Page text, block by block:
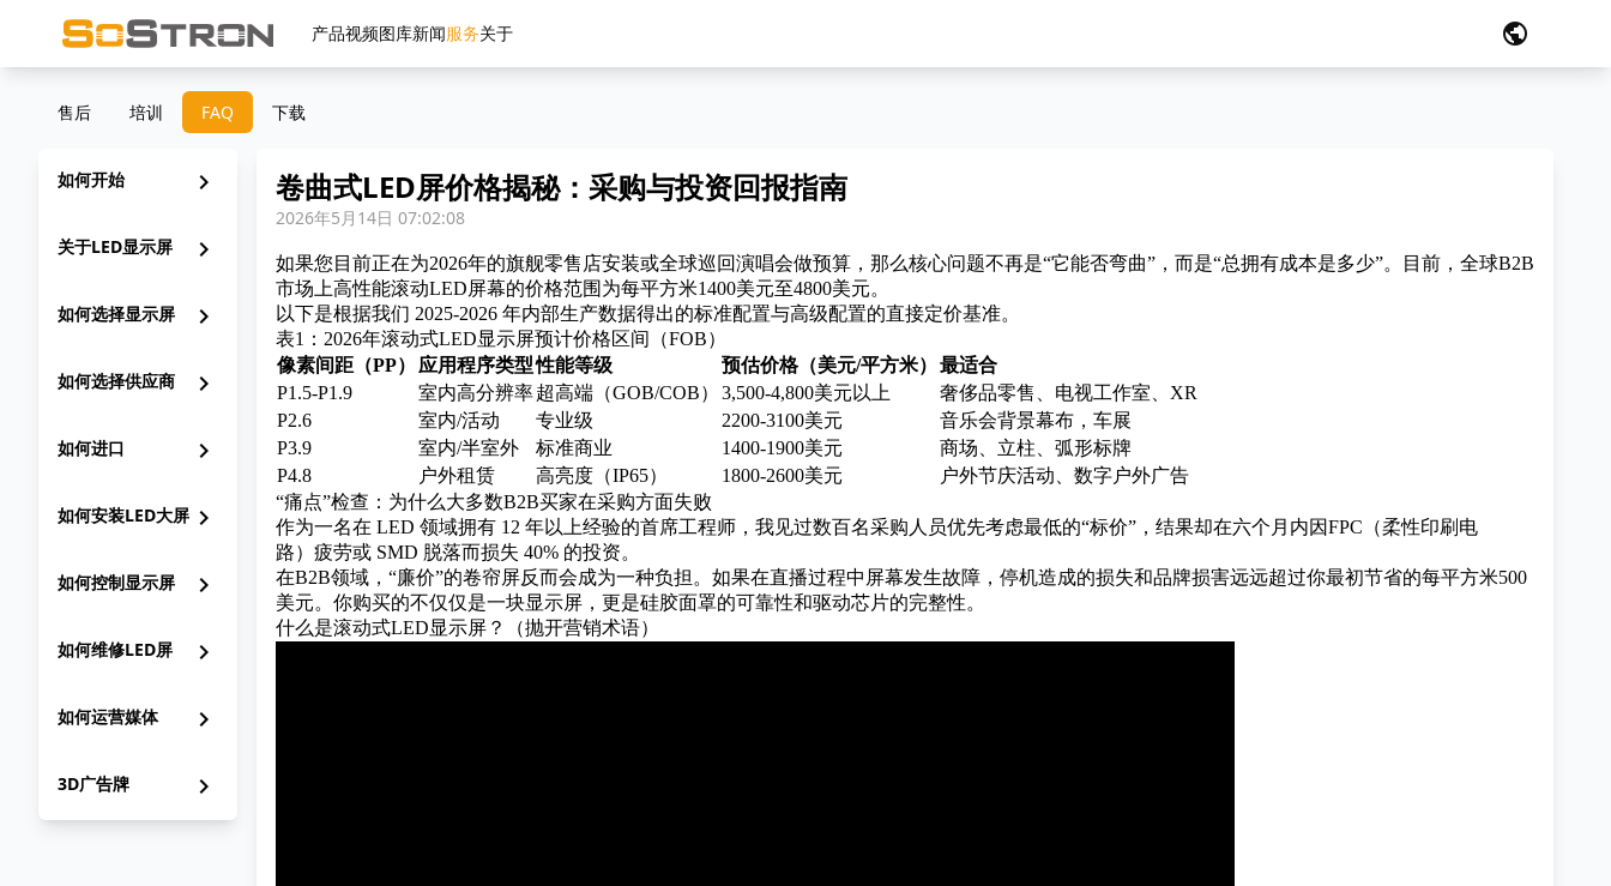
产品视频图库新闻服务关于 public
售后 培训 FAQ 下载
如何开始 chevron_right
关于LED显示屏 chevron_right
如何选择显示屏 chevron_right
如何选择供应商 chevron_right
如何进口 chevron_right
如何安装LED大屏 chevron_right
如何控制显示屏 chevron_right
如何维修LED屏 chevron_right
如何运营媒体 chevron_right
3D广告牌 chevron_right
卷曲式LED屏价格揭秘：采购与投资回报指南
2026年5月14日 07:02:08
如果您目前正在为2026年的旗舰零售店安装或全球巡回演唱会做预算，那么核心问题不再是“它能否弯曲”，而是“总拥有成本是多少”。目前，全球B2B
市场上高性能滚动LED屏幕的价格范围为每平方米1400美元至4800美元。
以下是根据我们 2025-2026 年内部生产数据得出的标准配置与高级配置的直接定价基准。
表1：2026年滚动式LED显示屏预计价格区间（FOB）
像素间距（PP）
应用程序类型性能等级 预估价格（美元/平方米）
最适合
P1.5-P1.9
室内高分辨率超高端（GOB/COB） 3,500-4,800美元以上
奢侈品零售、电视工作室、XR
P2.6
室内/活动 专业级 2200-3100美元
音乐会背景幕布，车展
P3.9
室内/半室外 标准商业 1400-1900美元
商场、立柱、弧形标牌
P4.8
户外租赁 高亮度（IP65） 1800-2600美元
户外节庆活动、数字户外广告
“痛点”检查：为什么大多数B2B买家在采购方面失败
作为一名在 LED 领域拥有 12 年以上经验的首席工程师，我见过数百名采购人员优先考虑最低的“标价”，结果却在六个月内因FPC（柔性印刷电
路） 疲劳或 SMD 脱落而损失 40% 的投资。
在B2B领域，“廉价”的卷帘屏反而会成为一种负担。如果在直播过程中屏幕发生故障，停机造成的损失和品牌损害远远超过你最初节省的每平方米500
美元。你购买的不仅仅是一块显示屏，更是硅胶面罩的可靠性和驱动芯片的完整性。
什么是滚动式LED显示屏？（抛开营销术语）